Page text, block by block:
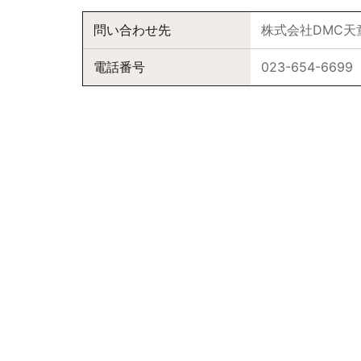
問い合わせ先 株式会社DMC天
電話番号 023-654-6699